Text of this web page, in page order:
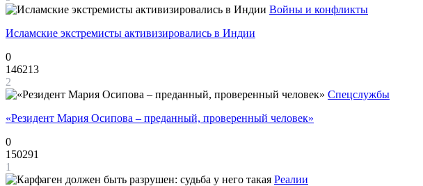
Войны и конфликты
Исламские экстремисты активизировались в Индии
0
146213
2
Спецслужбы
«Резидент Мария Осипова – преданный, проверенный человек»
0
150291
1
Реалии